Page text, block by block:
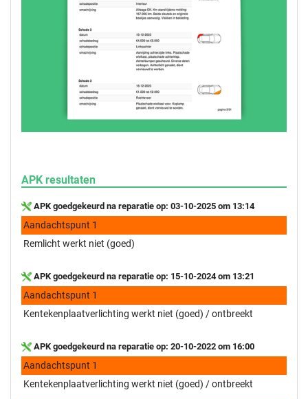
APK resultaten
APK goedgekeurd na reparatie op: 03-10-2025 om 13:14
Aandachtspunt 1
Remlicht werkt niet (goed)
APK goedgekeurd na reparatie op: 15-10-2024 om 13:21
Aandachtspunt 1
Kentekenplaatverlichting werkt niet (goed) / ontbreekt
APK goedgekeurd na reparatie op: 20-10-2022 om 16:00
Aandachtspunt 1
Kentekenplaatverlichting werkt niet (goed) / ontbreekt